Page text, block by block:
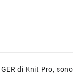
di Knit Pro, sono